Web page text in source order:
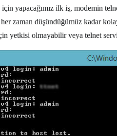
yapacağımız ilk iş, modemin
zaman düşündüğümüz kadar
yetkisi olmayabilir veya telnet